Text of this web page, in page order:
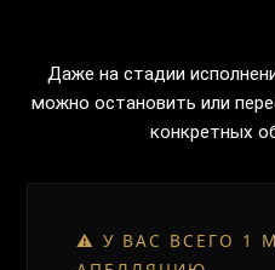
Даже на стадии
можно остановить или
конкретных
⚠️ У ВАС ВСЕГО 1